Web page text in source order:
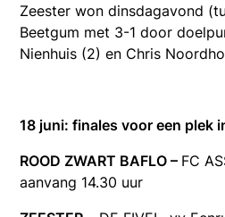
Zeester won dinsdagavond
Beetgum met 3-1 door
Nienhuis (2) en Chris
18 juni: finales voor een plek
ROOD ZWART BAFLO – FC
aanvang 14.30 uur